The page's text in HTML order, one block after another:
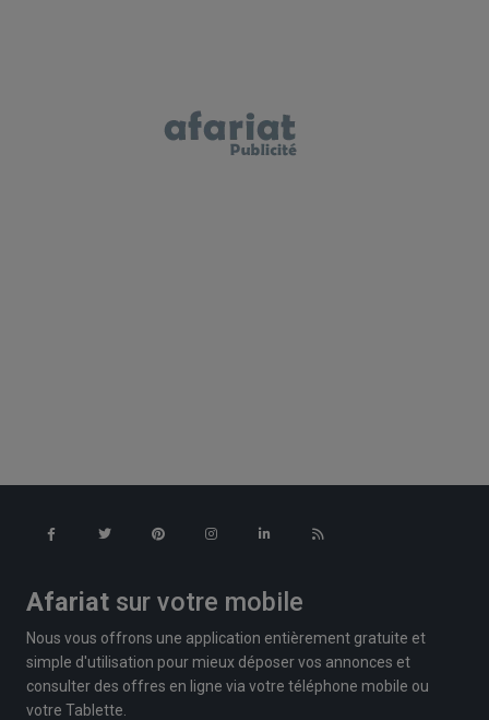
Afariat sur votre mobile
Nous vous offrons une application entièrement gratuite et
simple d'utilisation pour mieux déposer vos annonces et
consulter des offres en ligne via votre téléphone mobile ou
votre Tablette.